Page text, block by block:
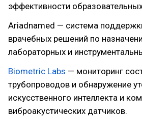
эффективности
Ariadnamed — система
врачебных решений по
лабораторных и
Biometric Labs — мониторинг
трубопроводов и обнаружение
искусственного интеллекта и
виброакустических датчиков.